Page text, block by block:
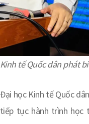
tế Quốc dân phát
học Kinh tế Quốc
tục hành trình học